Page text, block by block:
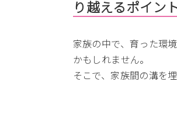
り越えるポイン
家族の中で、育った環
かもしれません。
そこで、家族間の溝を